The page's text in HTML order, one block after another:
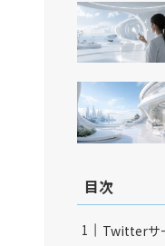
目次
Twitterサ